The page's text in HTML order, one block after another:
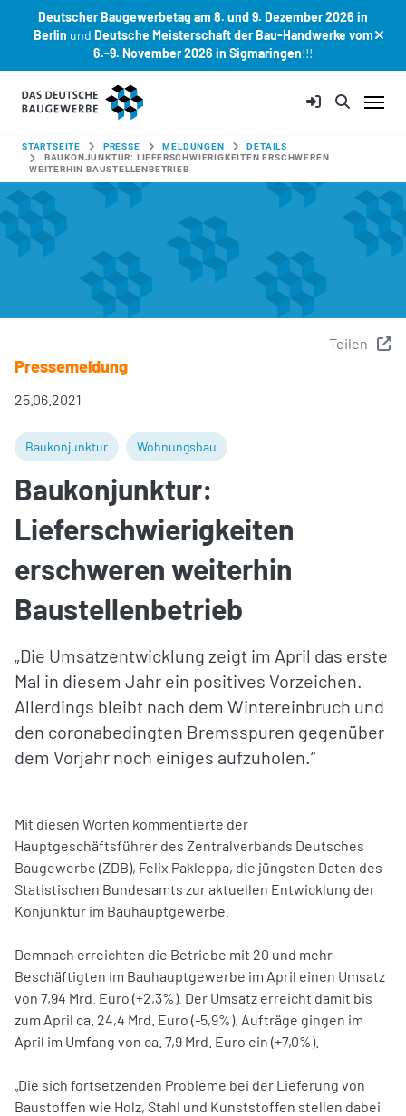
Deutscher Baugewerbetag am 8. und 9. Dezember 2026 in
Berlin und Deutsche Meisterschaft der Bau-Handwerke vom
6.-9. November 2026 in Sigmaringen!!!
Zum Hauptinhalt springen
SIE SIND HIER:
STARTSEITE PRESSE MELDUNGEN
DETAILS
BAUKONJUNKTUR: LIEFERSCHWIERIGKEITEN ERSCHWEREN
WEITERHIN BAUSTELLENBETRIEB
Teilen
Pressemeldung
25.06.2021
Baukonjunktur Wohnungsbau
Baukonjunktur:
Lieferschwierigkeiten
erschweren weiterhin
Baustellenbetrieb
„Die Umsatzentwicklung zeigt im April das erste
Mal in diesem Jahr ein positives Vorzeichen.
Allerdings bleibt nach dem Wintereinbruch und
den coronabedingten Bremsspuren gegenüber
dem Vorjahr noch einiges aufzuholen.“
Mit diesen Worten kommentierte der
Hauptgeschäftsführer des Zentralverbands Deutsches
Baugewerbe (ZDB), Felix Pakleppa, die jüngsten Daten des
Statistischen Bundesamts zur aktuellen Entwicklung der
Konjunktur im Bauhauptgewerbe.
Demnach erreichten die Betriebe mit 20 und mehr
Beschäftigten im Bauhauptgewerbe im April einen Umsatz
von 7,94 Mrd. Euro (+2,3%). Der Umsatz erreicht damit bis
zum April ca. 24,4 Mrd. Euro (-5,9%). Aufträge gingen im
April im Umfang von ca. 7,9 Mrd. Euro ein (+7,0%).
„Die sich fortsetzenden Probleme bei der Lieferung von
Baustoffen wie Holz, Stahl und Kunststoffen stellen dabei